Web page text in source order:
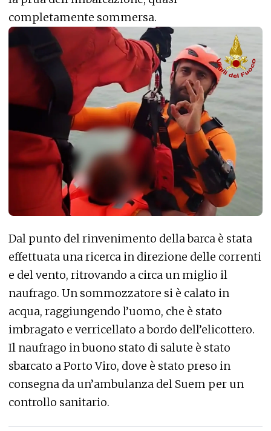
completamente sommersa.
Dal punto del rinvenimento della barca è stata
effettuata una ricerca in direzione delle correnti
e del vento, ritrovando a circa un miglio il
naufrago. Un sommozzatore si è calato in
acqua, raggiungendo l’uomo, che è stato
imbragato e verricellato a bordo dell’elicottero.
Il naufrago in buono stato di salute è stato
sbarcato a Porto Viro, dove è stato preso in
consegna da un’ambulanza del Suem per un
controllo sanitario.